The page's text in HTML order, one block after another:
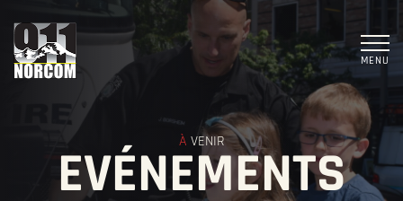
MENU
À VENIR
EVÉNEMENTS